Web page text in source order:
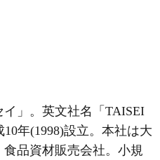
」。英文社名「TAISEI
年(1998)設立。本社は大
品資材販売会社。小規